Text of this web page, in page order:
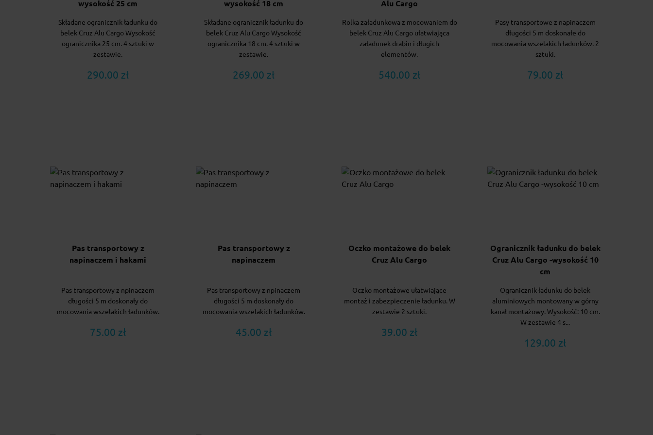
wysokość 25 cm
Składane ogranicznik ładunku do
belek Cruz Alu Cargo Wysokość
ogranicznika 25 cm. 4 sztuki w
zestawie.
290.00 zł
wysokość 18 cm
Składane ogranicznik ładunku do
belek Cruz Alu Cargo Wysokość
ogranicznika 18 cm. 4 sztuki w
zestawie.
269.00 zł
Alu Cargo
Rolka załadunkowa z mocowaniem do
belek Cruz Alu Cargo ułatwiająca
załadunek drabin i długich
elementów.
540.00 zł
Pasy transportowe z napinaczem
długości 5 m doskonałe do
mocowania wszelakich ładunków. 2
sztuki.
79.00 zł
Pas transportowy z
napinaczem i hakami
Pas transportowy z npinaczem
długości 5 m doskonały do
mocowania wszelakich ładunków.
75.00 zł
Pas transportowy z
napinaczem
Pas transportowy z npinaczem
długości 5 m doskonały do
mocowania wszelakich ładunków.
45.00 zł
Oczko montażowe do belek
Cruz Alu Cargo
Oczko montażowe ułatwiające
montaż i zabezpieczenie ładunku. W
zestawie 2 sztuki.
39.00 zł
Ogranicznik ładunku do belek
Cruz Alu Cargo -wysokość 10
cm
Ogranicznik ładunku do belek
aluminiowych montowany w górny
kanał montażowy. Wysokość: 10 cm.
W zestawie 4 s...
129.00 zł